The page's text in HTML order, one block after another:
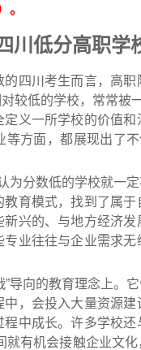
。
川低分高职学
四川考生而言，高
低的学校，常常被
义一所学校的价值
方面，都展现出了
为分数低的学校就一
育模式，找到了属
兴的、与地方经济发
业往往与企业需求
导向的教育理念上。
，会投入大量资源
中成长。许多学校还
就有机会接触企业文